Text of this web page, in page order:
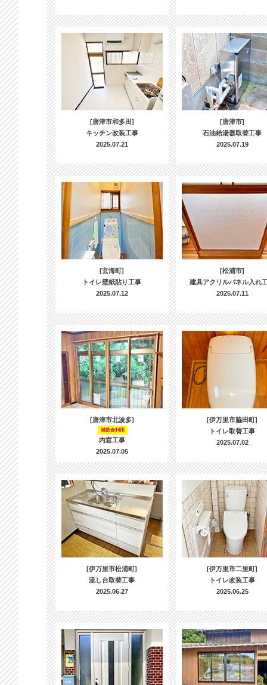
[唐津市和多田]
キッチン改装工事
2025.07.21
[唐津市]
石油給湯器取替工事
2025.07.19
[玄海町]
トイレ壁紙貼り工事
2025.07.12
[松浦市]
建具アクリルパネル入れ
2025.07.11
[唐津市北波多]
補助金利用
内窓工事
2025.07.05
[伊万里市脇田町]
トイレ取替工事
2025.07.02
[伊万里市松浦町]
流し台取替工事
2025.06.27
[伊万里市二里町]
トイレ改装工事
2025.06.25